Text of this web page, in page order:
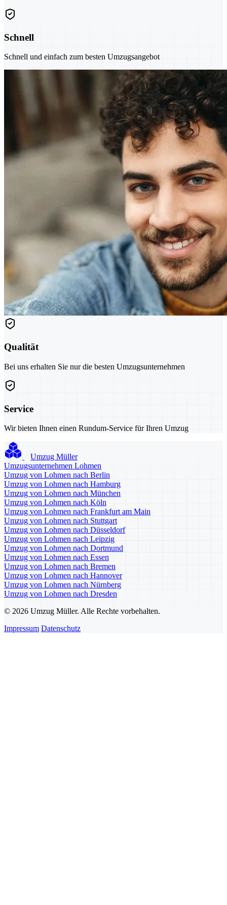
Schnell
Schnell und einfach zum besten Umzugsangebot
Qualität
Bei uns erhalten Sie nur die besten Umzugsunternehmen
Service
Wir bieten Ihnen einen Rundum-Service für Ihren Umzug
Umzug Müller
Umzugsunternehmen Lohmen
Umzug von Lohmen nach Berlin
Umzug von Lohmen nach Hamburg
Umzug von Lohmen nach München
Umzug von Lohmen nach Köln
Umzug von Lohmen nach Frankfurt am Main
Umzug von Lohmen nach Stuttgart
Umzug von Lohmen nach Düsseldorf
Umzug von Lohmen nach Leipzig
Umzug von Lohmen nach Dortmund
Umzug von Lohmen nach Essen
Umzug von Lohmen nach Bremen
Umzug von Lohmen nach Hannover
Umzug von Lohmen nach Nürnberg
Umzug von Lohmen nach Dresden
© 2026 Umzug Müller. Alle Rechte vorbehalten.
Impressum Datenschutz